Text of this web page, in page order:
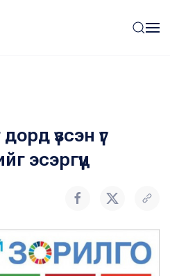
үзсэн үг
эсэргүүц